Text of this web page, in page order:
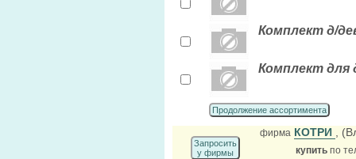
Комплект д/
Комплект для
Продолжение ассортимента
Запросить
у фирмы
фирма КОТРИ ,
купить по